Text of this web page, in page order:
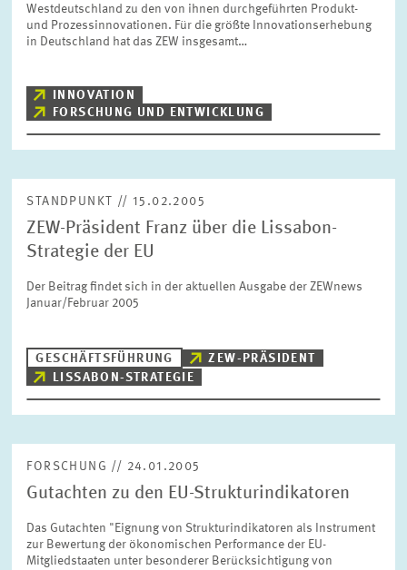
Jahr
Monat
Bitte wählen Sie einen Monat
Bereiche
Bitte wählen
Schlagworte
Westdeutschland zu den von ihnen durchgeführten Produkt-
und Prozessinnovationen. Für die größte Innovationserhebung
in Deutschland hat das ZEW insgesamt…
INNOVATION
FORSCHUNG UND ENTWICKLUNG
STANDPUNKT // 15.02.2005
ZEW-Präsident Franz über die Lissabon-
Strategie der EU
Der Beitrag findet sich in der aktuellen Ausgabe der ZEWnews
Januar/Februar 2005
GESCHÄFTSFÜHRUNG
ZEW-PRÄSIDENT
LISSABON-STRATEGIE
FORSCHUNG // 24.01.2005
Gutachten zu den EU-Strukturindikatoren
Das Gutachten "Eignung von Strukturindikatoren als Instrument
zur Bewertung der ökonomischen Performance der EU-
Mitgliedstaaten unter besonderer Berücksichtigung von